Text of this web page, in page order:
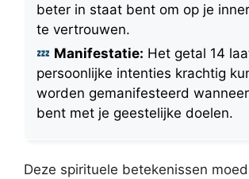
beter in staat bent om op je
te vertrouwen.
Manifestatie: Het getal 14
persoonlijke intenties krachtig
worden gemanifesteerd
bent met je geestelijke doelen.
Deze spirituele betekenissen